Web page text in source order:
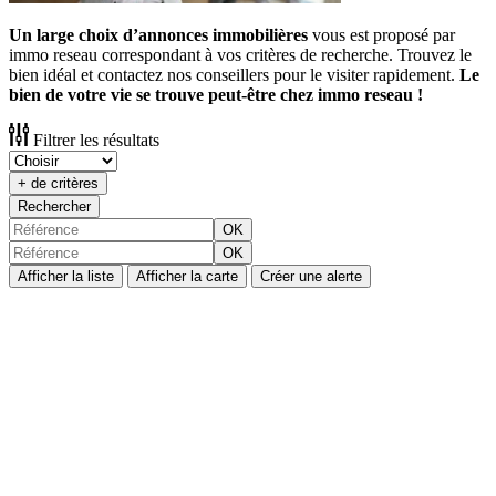
Un large choix d’annonces immobilières vous est proposé par
immo reseau correspondant à vos critères de recherche. Trouvez le
bien idéal et contactez nos conseillers pour le visiter rapidement. Le
bien de votre vie se trouve peut-être chez immo reseau !
Filtrer les résultats
+ de critères
Rechercher
OK
OK
Afficher la liste
Afficher la carte Créer une alerte